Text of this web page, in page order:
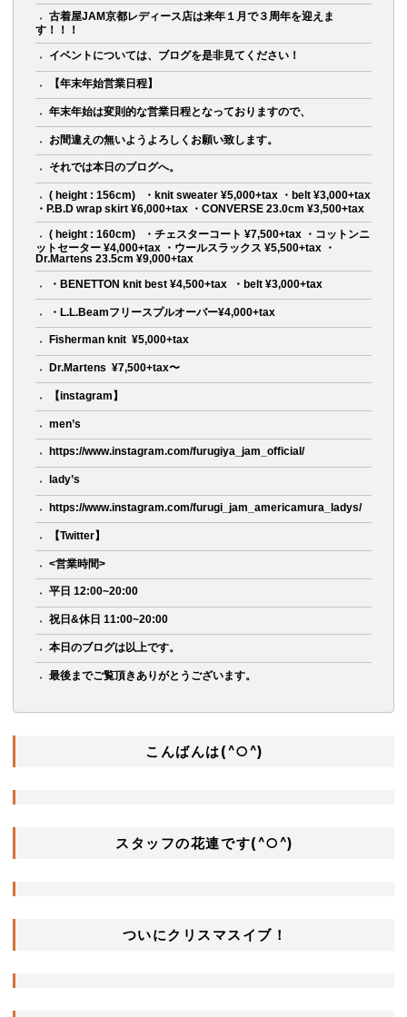
古着屋JAM京都レディース店は来年１月で３周年を迎えま
す！！！
イベントについては、ブログを是非見てください！
【年末年始営業日程】
年末年始は変則的な営業日程となっておりますので、
お間違えの無いようよろしくお願い致します。
それでは本日のブログへ。
( height : 156cm) ㅤㅤㅤㅤㅤㅤㅤㅤㅤㅤㅤㅤ ㅤㅤㅤㅤㅤㅤㅤㅤㅤㅤㅤㅤㅤ ・knit sweater ¥5,000+tax ・belt ¥3,000+tax
・P.B.D wrap skirt ¥6,000+tax ・CONVERSE 23.0cm ¥3,500+tax
( height : 160cm) ㅤㅤㅤㅤㅤㅤㅤㅤㅤㅤㅤㅤ ㅤㅤㅤㅤㅤㅤㅤㅤㅤㅤㅤㅤㅤ ・チェスターコート ¥7,500+tax ・コットンニ
ットセーター ¥4,000+tax ・ウールスラックス ¥5,500+tax ・
Dr.Martens 23.5cm ¥9,000+tax
・BENETTON knit best ¥4,500+tax ㅤㅤㅤㅤㅤㅤㅤㅤㅤㅤㅤㅤㅤ ・belt ¥3,000+tax
・L.L.Beamフリースプルオーバーㅤ¥4,000+tax
Fisherman knit ㅤㅤㅤㅤㅤㅤㅤㅤㅤㅤㅤㅤ ¥5,000+tax
Dr.Martens ㅤㅤㅤㅤㅤㅤㅤㅤㅤㅤㅤㅤ ¥7,500+tax〜
【instagram】
men’s
https://www.instagram.com/furugiya_jam_official/
lady’s
https://www.instagram.com/furugi_jam_americamura_ladys/
【Twitter】
<営業時間>
平日 12:00~20:00
祝日&休日 11:00~20:00
本日のブログは以上です。
最後までご覧頂きありがとうございます。
こんばんは(^○^)
スタッフの花連です(^○^)
ついにクリスマスイブ！